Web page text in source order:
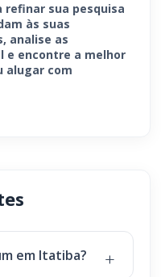
sua pesquisa
às suas
analise as
e encontre a melhor
alugar com
em Itatiba?